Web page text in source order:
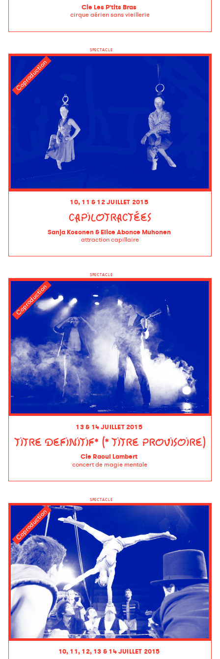
Cie Les P'tits Bras
cirque aérien sans vieillerie
SPECTACLE
Coproduction
10, 11 & 12 JUILLET 2015
CAPILOTRACTÉES
Sanja Kosonen & Elice Abonce Muhonen
attraction capillaire
SPECTACLE
Coproduction
13 & 14 JUILLET 2015
TITRE DEFINITIF* (* TITRE PROVISOIRE)
Cie Raoul Lambert
concert de magie mentale
SPECTACLE
Coproduction
10, 11, 12, 13 & 14 JUILLET 2015